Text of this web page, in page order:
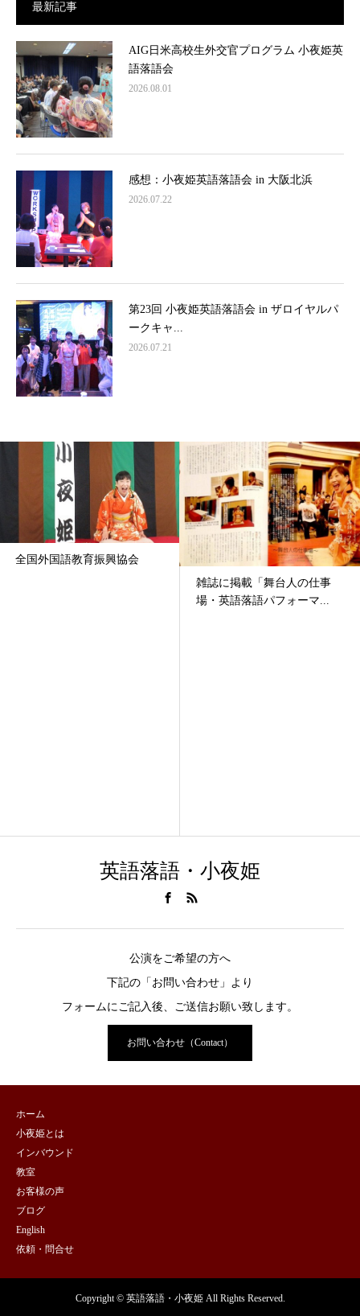
最新記事
AIG日米高校生外交官プログラム 小夜姫英
語落語会
2026.08.01
感想：小夜姫英語落語会 in 大阪北浜
2026.07.22
第23回 小夜姫英語落語会 in ザロイヤルパ
ークキャ...
2026.07.21
全国外国語教育振興協会
雑誌に掲載「舞台人の仕事
場・英語落語パフォーマ...
英語落語・小夜姫
公演をご希望の方へ
下記の「お問い合わせ」より
フォームにご記入後、ご送信お願い致します。
お問い合わせ（Contact）
ホーム
小夜姫とは
インバウンド
教室
お客様の声
ブログ
English
依頼・問合せ
Copyright © 英語落語・小夜姫 All Rights Reserved.